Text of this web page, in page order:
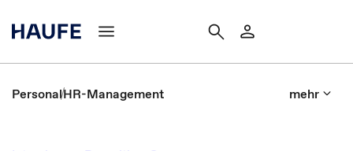
PersonalHR-Management mehr